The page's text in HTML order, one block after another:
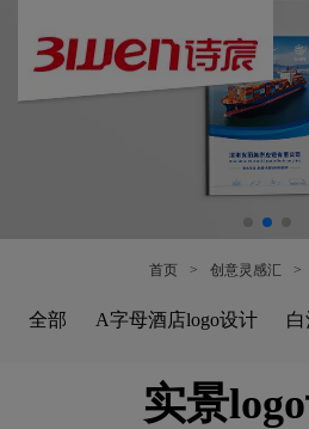
首页 > 创意灵感汇 >
全部 A字母酒店logo设计
保险公司logo
实景